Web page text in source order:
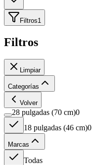
Filtros1
Filtros
Limpiar
Categorías
Volver
28 pulgadas (70 cm)0
18 pulgadas (46 cm)0
Marcas
Todas